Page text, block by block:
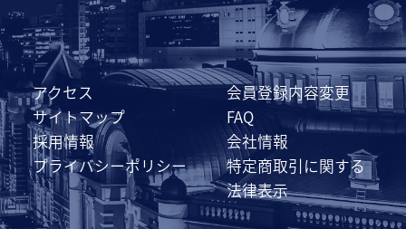
アクセス
会員登録内容変更
サイトマップ
FAQ
採用情報
会社情報
プライバシーポリシー
特定商取引に関する
法律表示